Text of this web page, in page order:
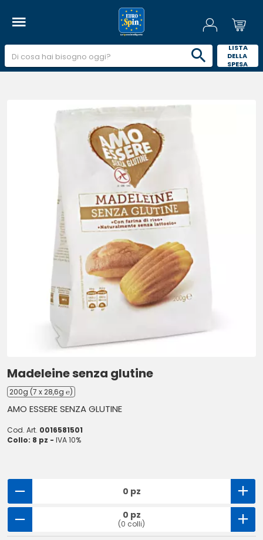
LISTA
DELLA
SPESA
Madeleine senza glutine
200g (7 x 28,6g ℮)
AMO ESSERE SENZA GLUTINE
Cod. Art. 0016581501
Collo: 8 pz - IVA 10%
0 pz
0 pz
(0 colli)